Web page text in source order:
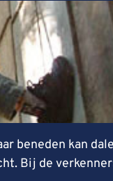
beneden kan
Bij de